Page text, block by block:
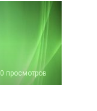
0 просмотров